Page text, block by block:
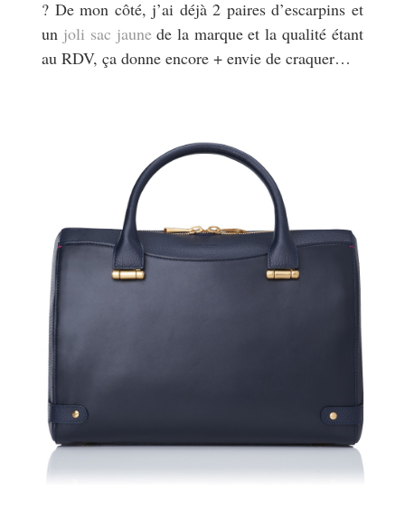
? De mon côté, j’ai déjà 2 paires d’escarpins et
un joli sac jaunede la marque et la qualité étant
au RDV, ça donne encore + envie de craquer…